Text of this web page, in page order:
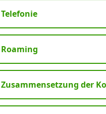
Telefonie
Roaming
Zusammensetzung der